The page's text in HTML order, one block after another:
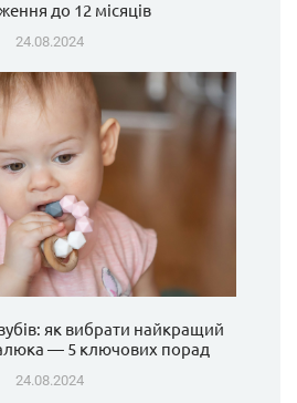
до 12 місяців
24.08.2024
як вибрати найкращий
— 5 ключових порад
24.08.2024